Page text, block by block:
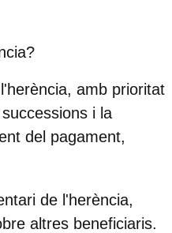
, amb prioritat
i la
del pagament,
de l'herència,
altres beneficiaris.